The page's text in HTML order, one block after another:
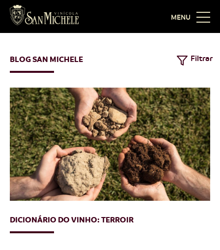
MENU
BLOG SAN MICHELE
DICIONÁRIO DO VINHO: TERROIR
Filtrar